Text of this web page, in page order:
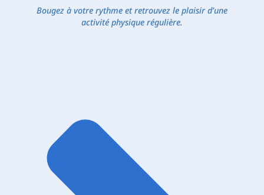
Bougez à votre rythme et retrouvez le plaisir d’une
activité physique régulière.